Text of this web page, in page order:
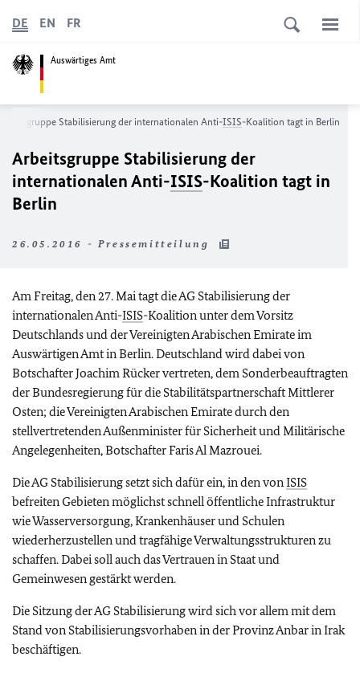
Auswärtiges Amt
DE EN FR
Stabilisierung der internationalen Anti-ISIS-Koalition tagt in Berlin
Arbeitsgruppe Stabilisierung der
internationalen Anti-ISIS-Koalition tagt in
Berlin
26.05.2016 - Pressemitteilung
Am Freitag, den 27. Mai tagt die AG Stabilisierung der
internationalen Anti-ISIS-Koalition unter dem Vorsitz
Deutschlands und der Vereinigten Arabischen Emirate im
Auswärtigen Amt in Berlin. Deutschland wird dabei von
Botschafter Joachim Rücker vertreten, dem Sonderbeauftragten
der Bundesregierung für die Stabilitätspartnerschaft Mittlerer
Osten; die Vereinigten Arabischen Emirate durch den
stellvertretenden Außenminister für Sicherheit und Militärische
Angelegenheiten, Botschafter Faris Al Mazrouei.
Die AG Stabilisierung setzt sich dafür ein, in den vonISIS
befreiten Gebieten möglichst schnell öffentliche Infrastruktur
wie Wasserversorgung, Krankenhäuser und Schulen
wiederherzustellen und tragfähige Verwaltungsstrukturen zu
schaffen. Dabei soll auch das Vertrauen in Staat und
Gemeinwesen gestärkt werden.
Die Sitzung der AG Stabilisierung wird sich vor allem mit dem
Stand von Stabilisierungsvorhaben in der Provinz Anbar in Irak
beschäftigen.